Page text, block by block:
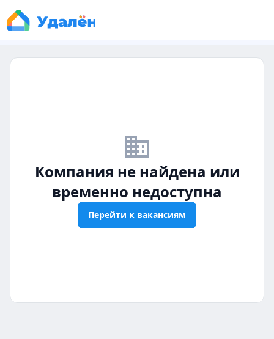
business_off
Компания не найдена или
временно недоступна
Перейти к вакансиям